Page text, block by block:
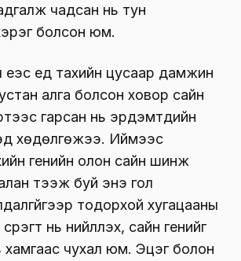
чадсан нь тун
болсон юм.
үед тахийн цусаар дамжин
алга болсон ховор сайн
гарсан нь эрдэмтдийн
хөдөлгөжээ. Иймээс
генийн олон сайн шинж
тээж буй энэ гол
тодорхой хугацааны
нь нийлүүлэх, сайн генийг
хамгаас чухал юм. Эцэг болон